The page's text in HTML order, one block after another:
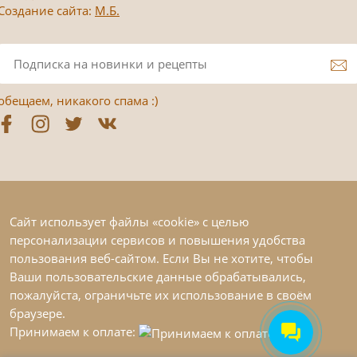
сайта: М.Б.
никакого спама :)
Сайт использует файлы «cookie» с целью
персонализации сервисов и повышения удобства
пользования веб-сайтом. Если Вы не хотите, чтобы
Ваши пользовательские данные обрабатывались,
пожалуйста, ограничьте их использование в своём
браузере.
Принимаем к оплате: